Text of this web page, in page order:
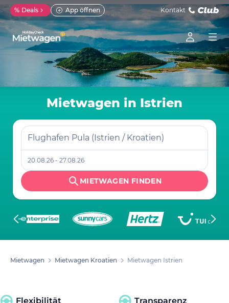
% Deals App öffnen Kontakt
Mietwagen in Istrien
Flughafen Pula (Istrien / Kroatien)
20.08.26 - 27.08.26
MIETWAGEN FINDEN
Mietwagen Mietwagen Kroatien Mietwagen Istrien
Flexibilität Transparenz